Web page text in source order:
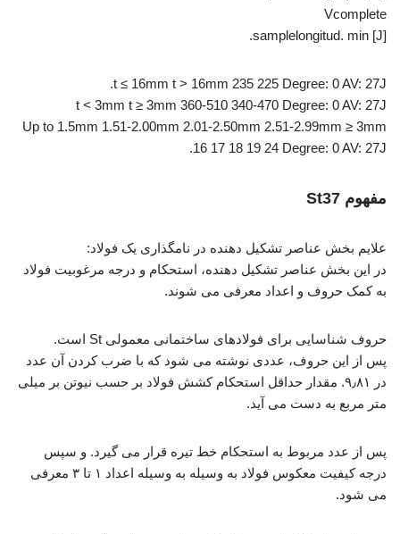
Vcomplete
samplelongitud. min [J].
t ≤ 16mm t > 16mm 235 225 Degree: 0 AV: 27J.
t < 3mm t ≥ 3mm 360-510 340-470 Degree: 0 AV: 27J
Up to 1.5mm 1.51-2.00mm 2.01-2.50mm 2.51-2.99mm ≥ 3mm
16 17 18 19 24 Degree: 0 AV: 27J.
مفهوم St37
علایم بخش عناصر تشکیل دهنده در نامگذاری یک فولاد:
در این بخش عناصر تشکیل دهنده، استحکام و درجه مرغوبیت فولاد
به کمک حروف و اعداد معرفی می شوند.
حروف شناسایی برای فولادهای ساختمانی معمولی St است.
پس از این حروف، عددی نوشته می شود که با ضرب کردن آن عدد
در ۹٫۸۱. مقدار حداقل استحکام کشش فولاد بر حسب نیوتن بر میلی
متر مربع به دست می آید.
پس از عدد مربوط به استحکام خط تیره قرار می گیرد. و سپس
درجه کیفیت معکوس فولاد به وسیله به وسیله اعداد ۱ تا ۳ معرفی
می شود.